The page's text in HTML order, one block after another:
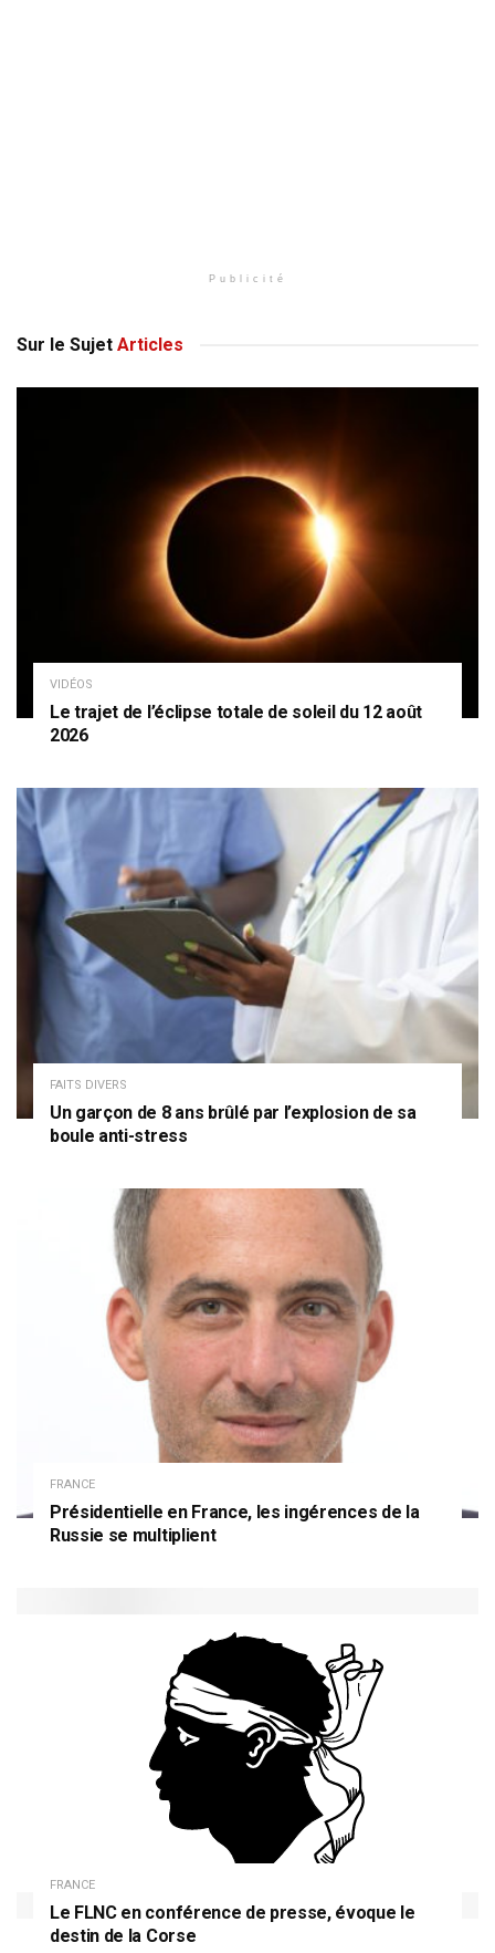
Publicité
Sur le Sujet Articles
VIDÉOS
Le trajet de l’éclipse totale de soleil du 12 août
2026
FAITS DIVERS
Un garçon de 8 ans brûlé par l’explosion de sa
boule anti-stress
FRANCE
Présidentielle en France, les ingérences de la
Russie se multiplient
FRANCE
Le FLNC en conférence de presse, évoque le
destin de la Corse